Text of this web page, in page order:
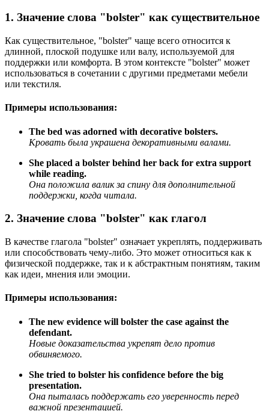
1. Значение слова "bolster" как существительное
Как существительное, "bolster" чаще всего относится к
длинной, плоской подушке или валу, используемой для
поддержки или комфорта. В этом контексте "bolster" может
использоваться в сочетании с другими предметами мебели
или текстиля.
Примеры использования:
The bed was adorned with decorative bolsters.
Кровать была украшена декоративными валами.
She placed a bolster behind her back for extra support
while reading.
Она положила валик за спину для дополнительной
поддержки, когда читала.
2. Значение слова "bolster" как глагол
В качестве глагола "bolster" означает укреплять, поддерживать
или способствовать чему-либо. Это может относиться как к
физической поддержке, так и к абстрактным понятиям, таким
как идеи, мнения или эмоции.
Примеры использования:
The new evidence will bolster the case against the
defendant.
Новые доказательства укрепят дело против
обвиняемого.
She tried to bolster his confidence before the big
presentation.
Она пыталась поддержать его уверенность перед
важной презентацией.